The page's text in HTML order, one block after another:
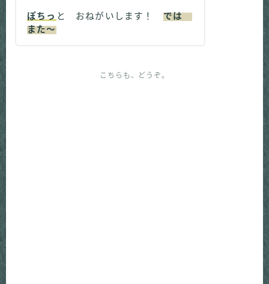
ぽちっ と おねがいします！ では
また～
こちらも、どうぞ。